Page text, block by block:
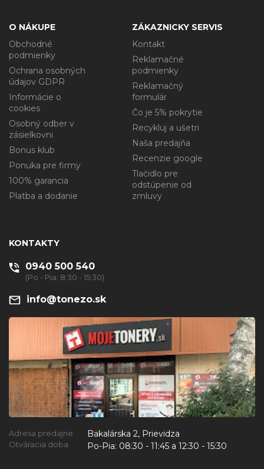
O NÁKUPE
Obchodné
podmienky
Ochrana osobných
údajov GDPR
Informácie o
cookies
Osobný odber v
zásielkovni
Bonus klub
Ponuka pre firmy
100% garancia
Platba a dodanie
ZÁKAZNICKY SERVIS
Kontakt
Reklamačné
podmienky
Reklamačný
formulár
Čo je 5% pokrytie
Recykluj a ušetri
Naša predajňa
Recenzie google
Tlačidlo pre
odstúpenie od
zmluvy
KONTAKTY
0940 500 540
(Po - Pia: 8:30 - 15:30)
info@tonezo.sk
Adresa predajne Bakalárska 2, Prievidza
Otváracia doba Po-Pia: 08:30 - 11:45 a 12:30 - 15:30